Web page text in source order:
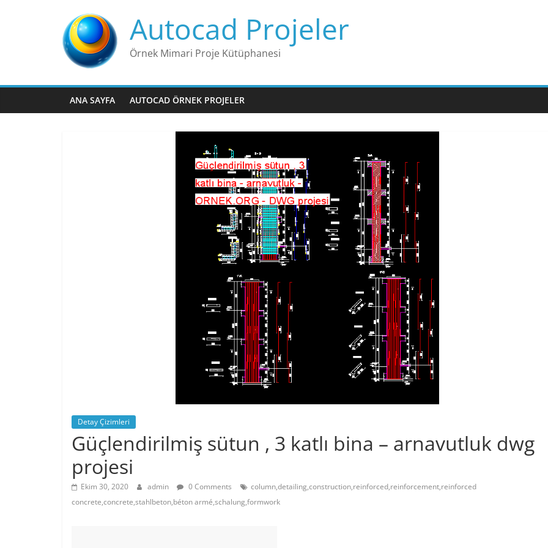
Autocad Projeler
Örnek Mimari Proje Kütüphanesi
ANA SAYFA AUTOCAD ÖRNEK PROJELER
Detay Çizimleri
Güçlendirilmiş sütun , 3 katlı bina – arnavutluk dwg
projesi
Ekim 30, 2020 admin 0 Comments
column,detailing,construction,reinforced,reinforcement,reinforced
concrete,concrete,stahlbeton,béton armé,schalung,formwork